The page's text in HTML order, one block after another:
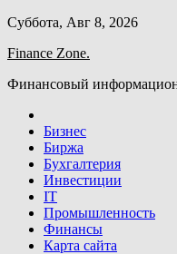
Skip
content
Суббота, Авг 8, 2026
Finance Zone.
Финансовый
Бизнес
Биржа
Бухгалтерия
Инвестиции
IT
Промышленность
Финансы
Карта сайта